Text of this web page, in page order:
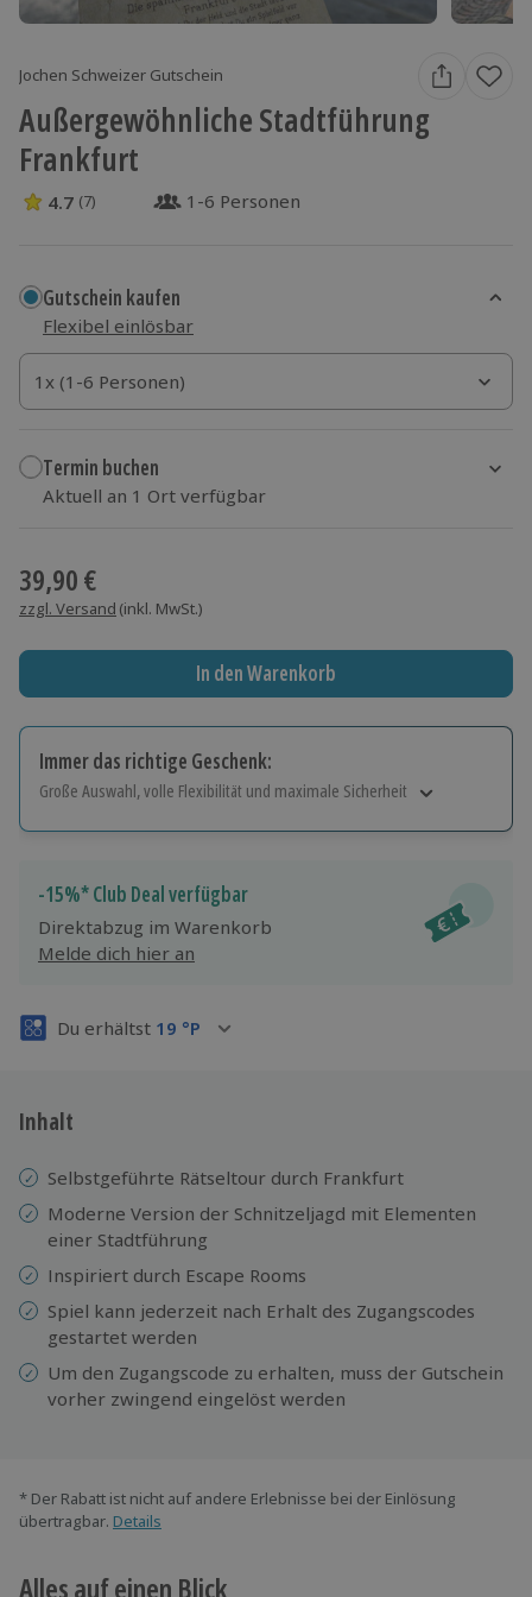
Jochen Schweizer Gutschein
Außergewöhnliche Stadtführung
Frankfurt
4.7 Sterne von 5 aus 7 Bewertungen
4.7 (7) 1-6 Personen
Gutschein kaufen
Flexibel einlösbar
1x (1-6 Personen)
1x (1-6 Personen)
1x (1-6 Personen)
Termin buchen
Aktuell an 1 Ort verfügbar
39,90 €
zzgl. Versand (inkl. MwSt.)
In den Warenkorb
Immer das richtige Geschenk:
Große Auswahl, volle Flexibilität und maximale Sicherheit
Jeder Gutschein für alle Erlebnisse einlösbar.
Maximale Sicherheit
3 Jahre gültig & verlängerbar.
-15%* Club Deal verfügbar
Direktabzug im Warenkorb
Melde dich hier an
Du erhältst 19 °P
Inhalt
Selbstgeführte Rätseltour durch Frankfurt
Moderne Version der Schnitzeljagd mit Elementen
einer Stadtführung
Inspiriert durch Escape Rooms
Spiel kann jederzeit nach Erhalt des Zugangscodes
gestartet werden
Um den Zugangscode zu erhalten, muss der Gutschein
vorher zwingend eingelöst werden
* Der Rabatt ist nicht auf andere Erlebnisse bei der Einlösung
übertragbar. Details
Alles auf einen Blick